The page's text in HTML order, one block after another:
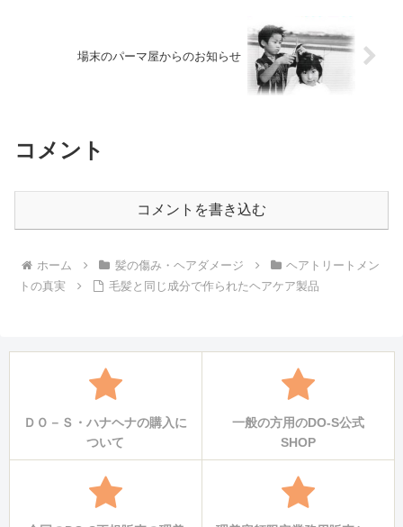
場末のパーマ屋からのお知らせ
コメント
コメントを書き込む
ホーム 髪の傷み・ヘアダメージ
ヘアトリートメン
トの真実
毛髪と同じ成分で作られたヘアケア製品
ＤＯ－Ｓ・ハナヘナの購入に
ついて
一般の方用のDO-S公式
SHOP